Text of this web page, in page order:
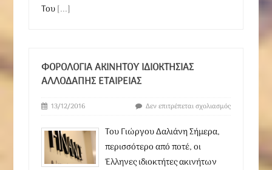
Του[...]
ΦΟΡΟΛΟΓΊΑ ΑΚΙΝΉΤΟΥ ΙΔΙΟΚΤΗΣΊΑΣ
ΑΛΛΟΔΑΠΉΣ ΕΤΑΙΡΕΊΑΣ
13/12/2016 Δεν επιτρέπεται σχολιασμός
Του Γιώργου Δαλιάνη Σήμερα,
περισσότερο από ποτέ, οι
Έλληνες ιδιοκτήτες ακινήτων